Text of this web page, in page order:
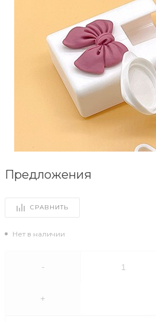
Предложения
СРАВНИТЬ
Нет в наличии
-
+